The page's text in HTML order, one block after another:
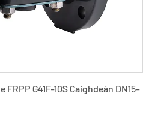
DN15-
Comhla scairt Cineál